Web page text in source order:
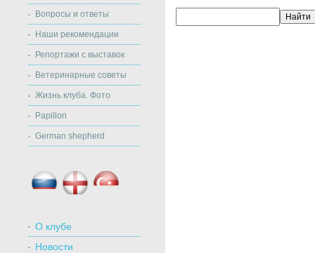
Вопросы и ответы
Наши рекомендации
Репортажи с выставок
Ветеринарные советы
Жизнь клуба. Фото
Papillon
German shepherd
О клубе
Новости